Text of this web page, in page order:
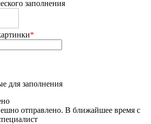
заполнения
*
для заполнения
отправлено. В ближайшее время с